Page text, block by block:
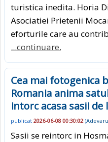
turistica inedita. Horia
Asociatiei Prietenii
eforturile care au
...continuare.
Cea mai fotogenica
Romania anima
intorc acasa sasii
publicat 2026-06-08 00:30:02 (
Sasii se reintorc in